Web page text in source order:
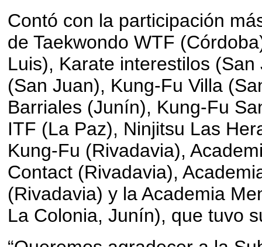
Contó con la participación
de Taekwondo WTF
Luis), Karate interestilos
(San Juan), Kung-Fu Villa
Barriales (Junín), Kung-Fu
ITF (La Paz), Ninjitsu Las
Kung-Fu (Rivadavia),
Contact (Rivadavia),
(Rivadavia) y la Academia
La Colonia, Junín), que tuvo